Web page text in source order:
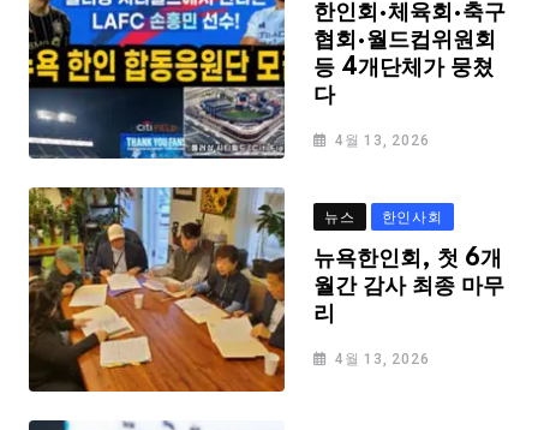
한인회·체육회·축구
협회·월드컵위원회
등 4개단체가 뭉쳤
다
4월 13, 2026
뉴스 한인사회
뉴욕한인회, 첫 6개
월간 감사 최종 마무
리
4월 13, 2026